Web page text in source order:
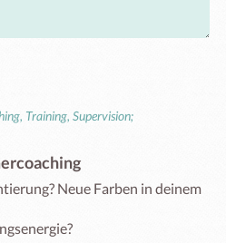
Training, Supervision;
Neue Farben in deinem